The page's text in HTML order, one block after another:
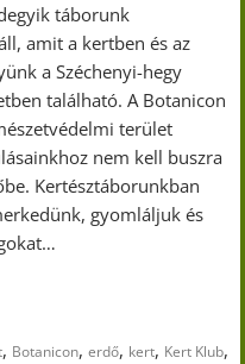
táborunk
amit a kertben és az
a Széchenyi-hegy
található. A Botanicon
terület
nem kell buszra
Kertésztáborunkban
gyomláljuk és
, Botanicon,erdő, kert, Kert Klub,